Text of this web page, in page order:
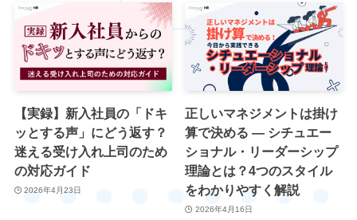
【実録】新入社員の「ドキ
ッとする声」にどう返す？
迷える受け入れ上司のため
の対応ガイド
2026年4月23日
正しいマネジメントは掛け
算で決める ― シチュエー
ショナル・リーダーシップ
理論とは？4つのスタイル
をわかりやすく解説
2026年4月16日